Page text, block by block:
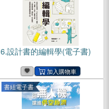
6.設計書的編輯學(電子書)
書紐電子書